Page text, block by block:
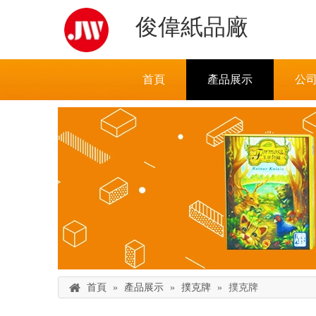
俊偉紙品廠
首頁 產品展示 公
首頁 » 產品展示 » 撲克牌 » 撲克牌